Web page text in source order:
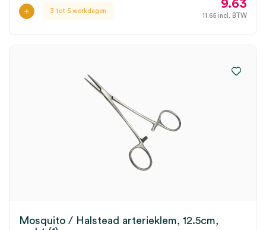
3 tot 5 werkdagen
9.63
11.65 incl. BTW
Mosquito / Halstead arterieklem, 12.5cm,